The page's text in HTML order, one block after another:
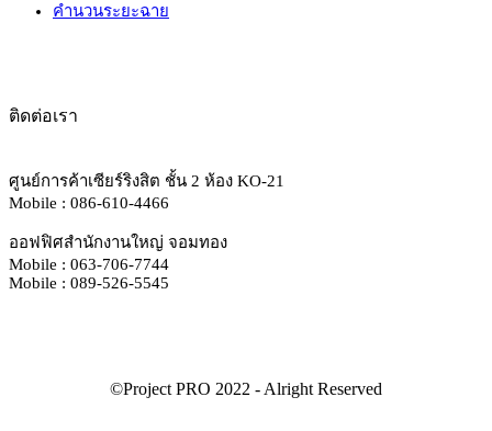
คำนวนระยะฉาย
ติดต่อเรา
ศูนย์การค้าเซียร์ริงสิต ชั้น 2 ห้อง KO-21
Mobile : 086-610-4466
ออฟฟิศสำนักงานใหญ่ จอมทอง
Mobile : 063-706-7744
Mobile : 089-526-5545